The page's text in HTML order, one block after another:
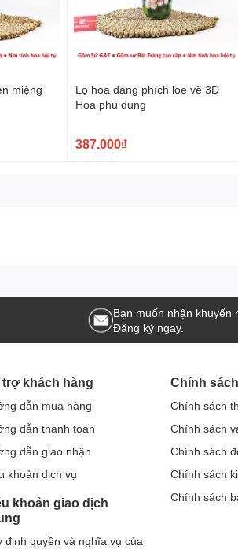
sản phẩm.
miệng
Lọ hoa dáng phích loe vẽ 3D
Hoa phù dung
387.000₫
Bạn muốn nhận khuyến
Đăng ký ngay.
trợ khách hàng
dẫn mua hàng
dẫn thanh toán
dẫn giao nhận
khoản dịch vụ
khoản giao dịch
định quyền và nghĩa vụ của
Chính sách
Chính sách
Chính sách
Chính sách
Chính sách
Chính sách